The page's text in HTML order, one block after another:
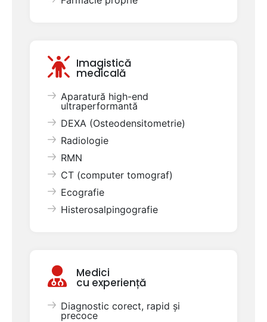
Imagistică
medicală
Aparatură high-end
ultraperformantă
DEXA (Osteodensitometrie)
Radiologie
RMN
CT (computer tomograf)
Ecografie
Histerosalpingografie
Medici
cu experiență
Diagnostic corect, rapid și
precoce